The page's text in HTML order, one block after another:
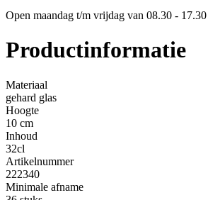
Open maandag t/m vrijdag van 08.30 - 17.30
Productinformatie
Materiaal
gehard glas
Hoogte
10 cm
Inhoud
32cl
Artikelnummer
222340
Minimale afname